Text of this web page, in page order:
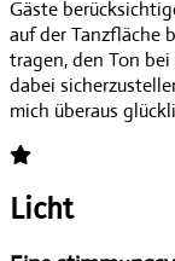
Gäste
auf der Tanzfläche
tragen, den Ton
dabei
mich überaus
Licht